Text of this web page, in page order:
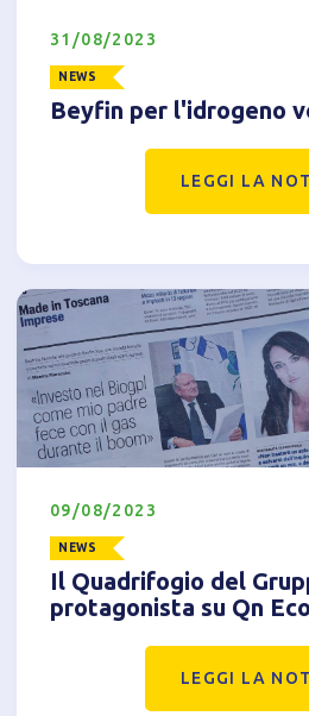
31/08/2023
NEWS
Beyfin per l'idrogeno
LEGGI LA
09/08/2023
NEWS
Il Quadrifogio del
protagonista su Qn
LEGGI LA
Accetto l'utilizzo di